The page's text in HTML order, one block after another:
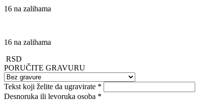
16 na zalihama
16 na zalihama
RSD
PORUČITE GRAVURU
Tekst koji želite da ugravirate *
Desnoruka ili levoruka osoba *